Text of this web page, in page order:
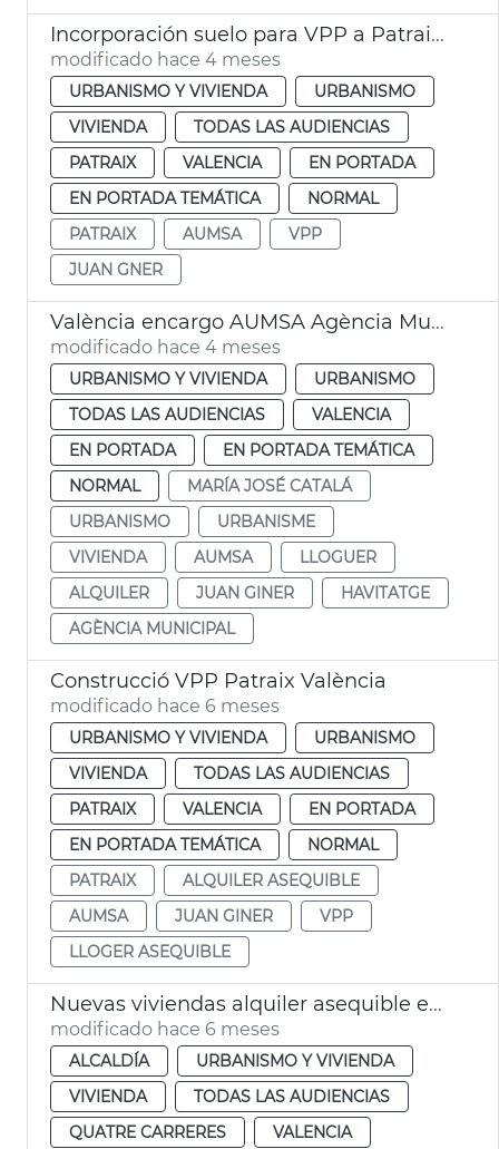
Incorporación suelo para VPP a Patraix. València
modificado hace 4 meses
URBANISMO Y VIVIENDA
URBANISMO
VIVIENDA
TODAS LAS AUDIENCIAS
PATRAIX
VALENCIA
EN PORTADA
EN PORTADA TEMÁTICA
NORMAL
PATRAIX
AUMSA
VPP
JUAN GNER
València encargo AUMSA Agència Municipal Lloguer
modificado hace 4 meses
URBANISMO Y VIVIENDA
URBANISMO
TODAS LAS AUDIENCIAS
VALENCIA
EN PORTADA
EN PORTADA TEMÁTICA
NORMAL
MARÍA JOSÉ CATALÁ
URBANISMO
URBANISME
VIVIENDA
AUMSA
LLOGUER
ALQUILER
JUAN GINER
HAVITATGE
AGÈNCIA MUNICIPAL
Construcció VPP Patraix València
modificado hace 6 meses
URBANISMO Y VIVIENDA
URBANISMO
VIVIENDA
TODAS LAS AUDIENCIAS
PATRAIX
VALENCIA
EN PORTADA
EN PORTADA TEMÁTICA
NORMAL
PATRAIX
ALQUILER ASEQUIBLE
AUMSA
JUAN GINER
VPP
LLOGER ASEQUIBLE
Nuevas viviendas alquiler asequible en La Punta València
modificado hace 6 meses
ALCALDÍA
URBANISMO Y VIVIENDA
VIVIENDA
TODAS LAS AUDIENCIAS
QUATRE CARRERES
VALENCIA